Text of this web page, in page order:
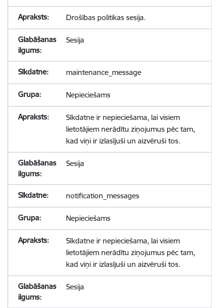
Drošības politikas sesija.
Sesija
maintenance_message
Nepieciešams
Sīkdatne ir nepieciešama, lai visiem
lietotājiem nerādītu ziņojumus pēc tam,
kad viņi ir izlasījuši un aizvēruši tos.
Sesija
notification_messages
Nepieciešams
Sīkdatne ir nepieciešama, lai visiem
lietotājiem nerādītu ziņojumus pēc tam,
kad viņi ir izlasījuši un aizvēruši tos.
Sesija